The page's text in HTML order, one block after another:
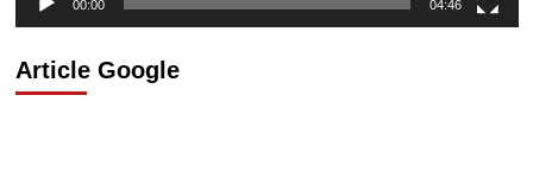
00:00 04:46
Article Google